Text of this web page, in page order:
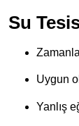
Su
Uygun
Yanlış